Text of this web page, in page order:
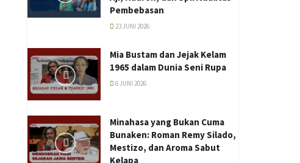
Pembebasan
23 JUNI 2026
Mia Bustam dan Jejak Kelam
1965 dalam Dunia Seni Rupa
6 JUNI 2026
Minahasa yang Bukan Cuma
Bunaken: Roman Remy Silado,
Mestizo, dan Aroma Sabut
Kelapa